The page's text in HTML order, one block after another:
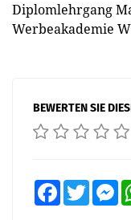
Diplomlehrgang
Werbeakademie
BEWERTEN SIE
FacebookTwitter